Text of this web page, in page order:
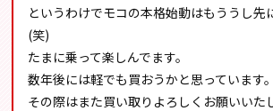
というわけでモコの本格始動はもううし先
(笑)
たまに乗って楽しんでます。
数年後には軽でも買おうかと思っています。
その際はまた買い取りよろしくお願いいた